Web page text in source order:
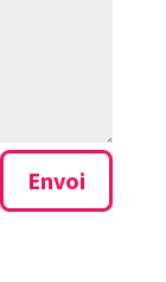
Envoi